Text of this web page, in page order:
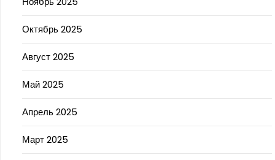
Октябрь 2025
Август 2025
Май 2025
Апрель 2025
Март 2025